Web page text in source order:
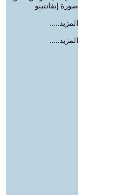
صورة إنفانتينو
المزيد.....
المزيد.....